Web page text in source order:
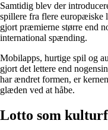
Samtidig blev der
spillere fra flere europæiske
gjort præmierne større end
international spænding.
Mobilapps, hurtige spil og
gjort det lettere end
har ændret formen, er
glæden ved at håbe.
Lotto som